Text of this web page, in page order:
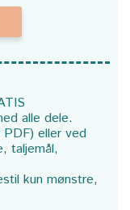
alle dele.
eller ved
taljemål,
kun mønstre,